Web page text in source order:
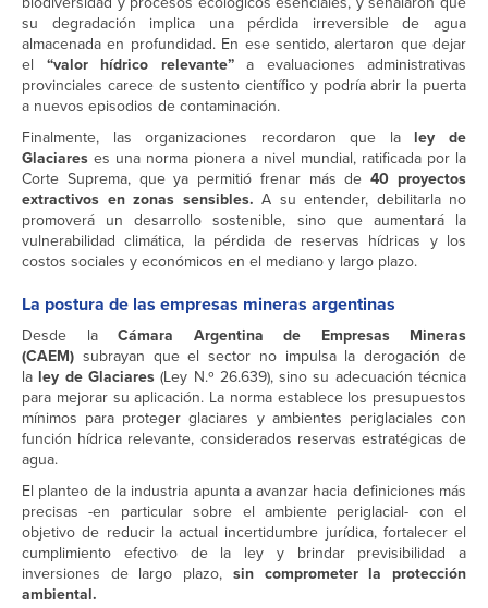
su degradación implica una pérdida irreversible de agua
almacenada en profundidad. En ese sentido, alertaron que dejar
el “valor hídrico relevante” a evaluaciones administrativas
provinciales carece de sustento científico y podría abrir la puerta
a nuevos episodios de contaminación.
Finalmente, las organizaciones recordaron que la ley de
Glaciares es una norma pionera a nivel mundial, ratificada por la
Corte Suprema, que ya permitió frenar más de 40 proyectos
extractivos en zonas sensibles. A su entender, debilitarla no
promoverá un desarrollo sostenible, sino que aumentará la
vulnerabilidad climática, la pérdida de reservas hídricas y los
costos sociales y económicos en el mediano y largo plazo.
La postura de las empresas mineras argentinas
Desde la Cámara Argentina de Empresas Mineras
(CAEM) subrayan que el sector no impulsa la derogación de
la ley de Glaciares(Ley N.º 26.639), sino su adecuación técnica
para mejorar su aplicación. La norma establece los presupuestos
mínimos para proteger glaciares y ambientes periglaciales con
función hídrica relevante, considerados reservas estratégicas de
agua.
El planteo de la industria apunta a avanzar hacia definiciones más
precisas -en particular sobre el ambiente periglacial- con el
objetivo de reducir la actual incertidumbre jurídica, fortalecer el
cumplimiento efectivo de la ley y brindar previsibilidad a
inversiones de largo plazo, sin comprometer la protección
ambiental.